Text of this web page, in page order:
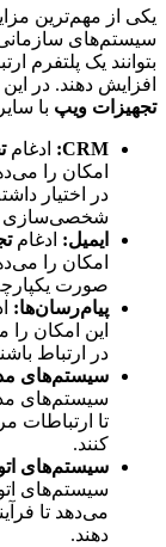
یکی از مهم‌ترین
سیستم‌های
بتوانند یک پلتفرم
افزایش دهند. در
تجهیزات ویپ با
CRM
: ادغام
امکان را
در اختیار
شخصی‌سازی
ایمیل: ادغام
امکان را
صورت
پیام‌رسان‌ها:
این امکان
در ارتباط
سیستم‌های
سیستم‌های
تا ارتباطات
کنند.
سیستم‌های
سیستم‌های
می‌دهد تا
دهند.